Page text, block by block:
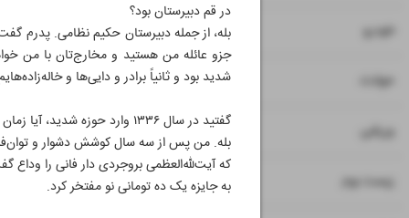
در قم دبیرستان بود؟
بله، از جمله دبیرستان حکیم ‌نظامی. پدرم
جزو عائله من هستید و مخارج‌تان با من
شدید بود و ثانیاً برادر و دایی‌ها و
گفتید در سال ۱۳۳۶ وارد حوزه شدید، آیا زمان آیت‌الله‌العظمی بروجردی را درک کردید؟
که آیت‌لله‌العظمی بروجردی دار فانی را وداع
به جایزه یک ده‌ تومانی نو مفتخر کرد.
خودرو ۱۰
حوادث ۱۱
ورزشی ۱۲
زیست بوم ۱۳